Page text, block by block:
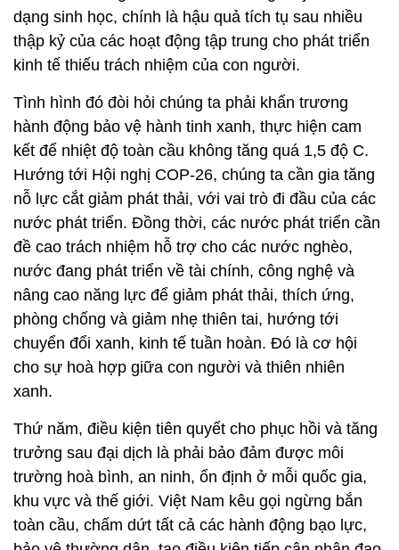
dạng sinh học, chính là hậu quả tích tụ sau nhiều
thập kỷ của các hoạt động tập trung cho phát triển
kinh tế thiếu trách nhiệm của con người.
Tình hình đó đòi hỏi chúng ta phải khẩn trương
hành động bảo vệ hành tinh xanh, thực hiện cam
kết để nhiệt độ toàn cầu không tăng quá 1,5 độ C.
Hướng tới Hội nghị COP-26, chúng ta cần gia tăng
nỗ lực cắt giảm phát thải, với vai trò đi đầu của các
nước phát triển. Đồng thời, các nước phát triển cần
đề cao trách nhiệm hỗ trợ cho các nước nghèo,
nước đang phát triển về tài chính, công nghệ và
nâng cao năng lực để giảm phát thải, thích ứng,
phòng chống và giảm nhẹ thiên tai, hướng tới
chuyển đổi xanh, kinh tế tuần hoàn. Đó là cơ hội
cho sự hoà hợp giữa con người và thiên nhiên
xanh.
Thứ năm, điều kiện tiên quyết cho phục hồi và tăng
trưởng sau đại dịch là phải bảo đảm được môi
trường hoà bình, an ninh, ổn định ở mỗi quốc gia,
khu vực và thế giới. Việt Nam kêu gọi ngừng bắn
toàn cầu, chấm dứt tất cả các hành động bạo lực,